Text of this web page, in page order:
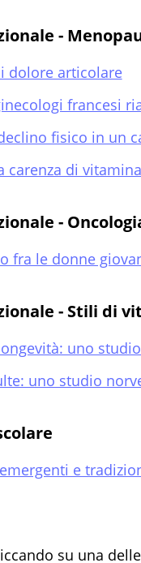
-
dolore articolare
francesi
fisico in un
carenza di
-
fra le donne
- Stili di
uno
uno studio
e
su una